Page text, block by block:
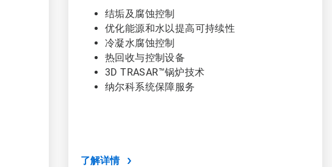
结垢及腐蚀控制
优化能源和水以提高可持续性
冷凝水腐蚀控制
热回收与控制设备
3D TRASAR™锅炉技术
纳尔科系统保障服务
了解详情